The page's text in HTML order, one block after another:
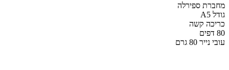
מחברת ספירלה
גודל A5
כריכה קשה
80 דפים
עובי נייר 80 גרם